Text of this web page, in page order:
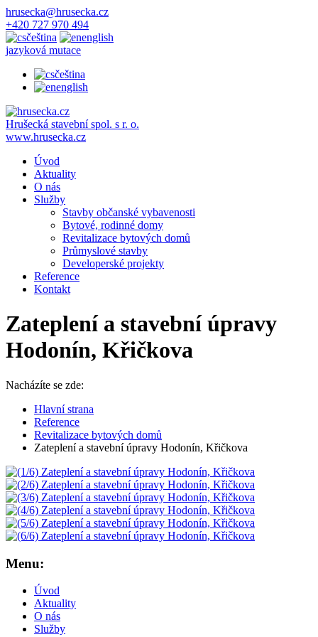
hrusecka@hrusecka.cz
+420 727 970 494
čeština
english
jazyková mutace
čeština
english
Hrušecká stavební spol. s r. o.
www.hrusecka.cz
Úvod
Aktuality
O nás
Služby
Stavby občanské vybavenosti
Bytové, rodinné domy
Revitalizace bytových domů
Průmyslové stavby
Developerské projekty
Reference
Kontakt
Zateplení a stavební úpravy
Hodonín, Křičkova
Nacházíte se zde:
Hlavní strana
Reference
Revitalizace bytových domů
Zateplení a stavební úpravy Hodonín, Křičkova
Menu:
Úvod
Aktuality
O nás
Služby